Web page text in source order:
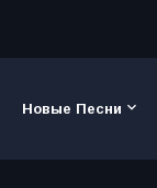
Новые Песни keyboard_arrow_down